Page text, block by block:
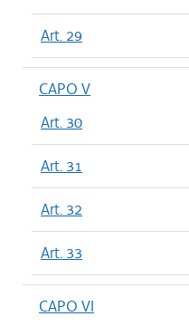
Art. 29
CAPO V
Art. 30
Art. 31
Art. 32
Art. 33
CAPO VI